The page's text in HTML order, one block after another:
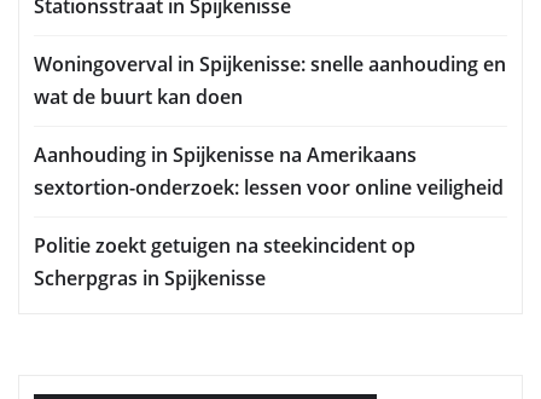
Stationsstraat in Spijkenisse
Woningoverval in Spijkenisse: snelle aanhouding en
wat de buurt kan doen
Aanhouding in Spijkenisse na Amerikaans
sextortion-onderzoek: lessen voor online veiligheid
Politie zoekt getuigen na steekincident op
Scherpgras in Spijkenisse